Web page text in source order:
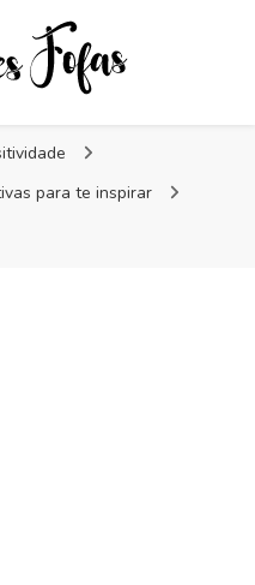
para te inspirar